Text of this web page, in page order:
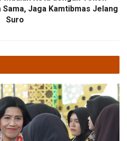
Jaga Kamtibmas Jelang
Suro